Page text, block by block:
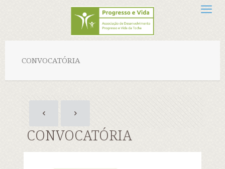
CONVOCATÓRIA
CONVOCATÓRIA